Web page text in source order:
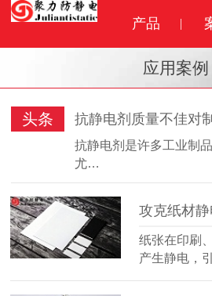
产品
应用案例
头条 抗静电剂质量不佳对
抗静电剂是许多工业制
尤…
纸张在印刷
产生静电，